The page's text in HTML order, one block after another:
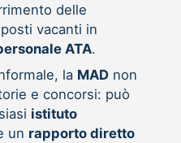
delle
vacanti in
ATA.
la MADnon
e concorsi: può
istituto
un rapporto diretto